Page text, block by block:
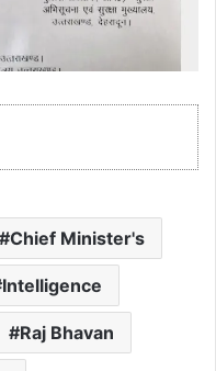
Chief Minister's
Intelligence
Raj Bhavan